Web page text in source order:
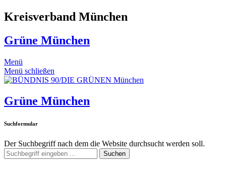
Kreisverband München
Grüne München
Menü
Menü schließen
Grüne München
Suchformular
Der Suchbegriff nach dem die Website durchsucht werden soll.
Suchen